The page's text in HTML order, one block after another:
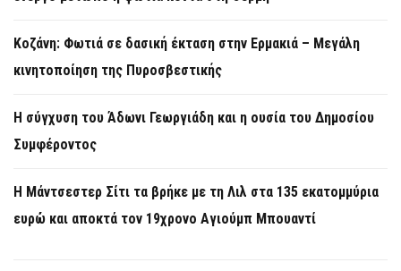
Κοζάνη: Φωτιά σε δασική έκταση στην Ερμακιά – Μεγάλη
κινητοποίηση της Πυροσβεστικής
Η σύγχυση του Άδωνι Γεωργιάδη και η ουσία του Δημοσίου
Συμφέροντος
Η Μάντσεστερ Σίτι τα βρήκε με τη Λιλ στα 135 εκατομμύρια
ευρώ και αποκτά τον 19χρονο Αγιούμπ Μπουαντί